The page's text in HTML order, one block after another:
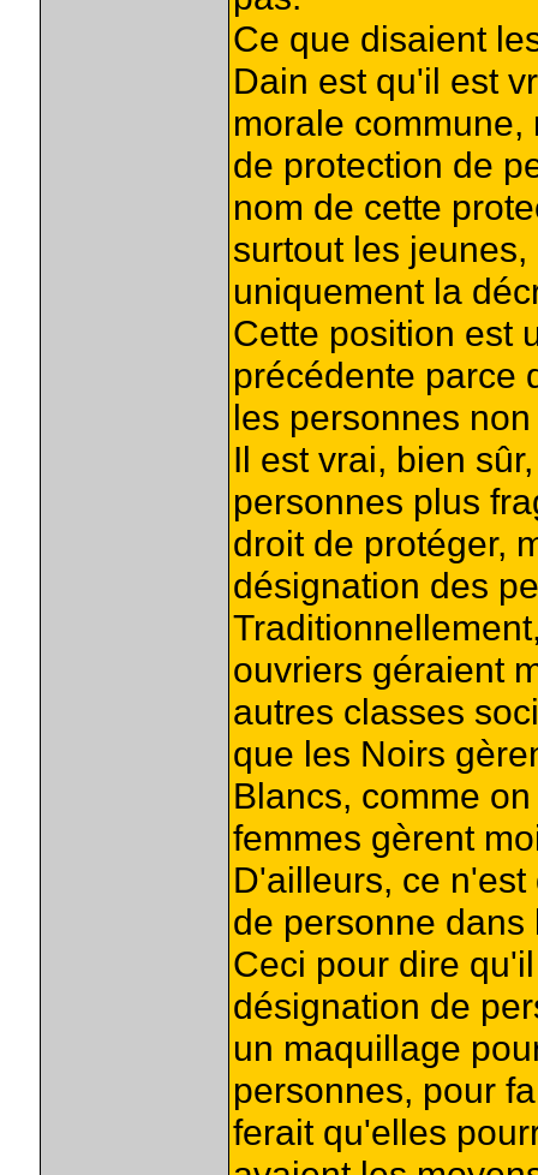
Ce que disaient
Dain est qu'il est
morale
de protection de
nom de cette
surtout les
uniquement la
Cette position est
précédente parce
les personnes
Il est vrai, bien
personnes plus
droit de protéger,
désignation des
ouvriers géraient
autres classes
que les Noirs
Blancs, comme
femmes gèrent
D'ailleurs, ce
de personne
Ceci pour dire
désignation de
un maquillage
personnes, pour
ferait qu'elles